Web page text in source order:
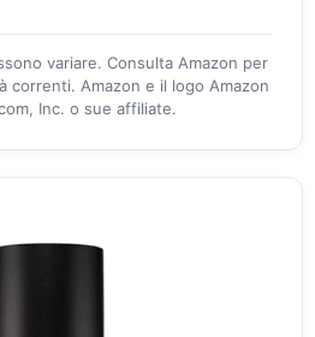
variare. Consulta Amazon per
correnti. Amazon e il logo Amazon
Inc. o sue affiliate.